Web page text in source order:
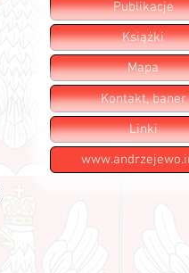
Publikacje
Książki
Mapa
Kontakt, baner
Linki